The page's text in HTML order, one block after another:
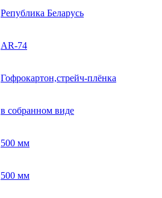
Република Беларусь
AR-74
Гофрокартон,стрейч-плёнка
в собранном виде
500 мм
500 мм